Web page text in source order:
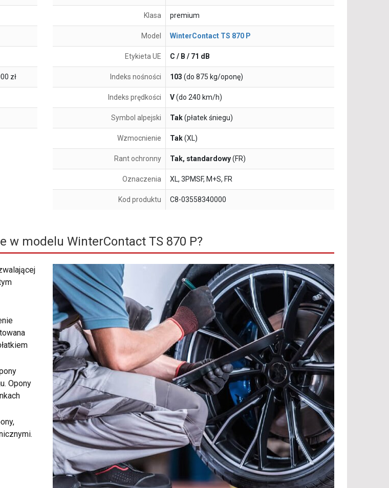
zł
Klasa premium
Model WinterContact TS 870 P
Etykieta UE C / B / 71 dB
Indeks nośności 103 (do 875 kg/oponę)
Indeks prędkości V(do 240 km/h)
Symbol alpejski Tak(płatek śniegu)
Wzmocnienie Tak(XL)
Rant ochronny Tak, standardowy(FR)
Oznaczenia XL, 3PMSF, M+S, FR
Kod produktu C8-03558340000
w modelu WinterContact TS 870 P?
Opony